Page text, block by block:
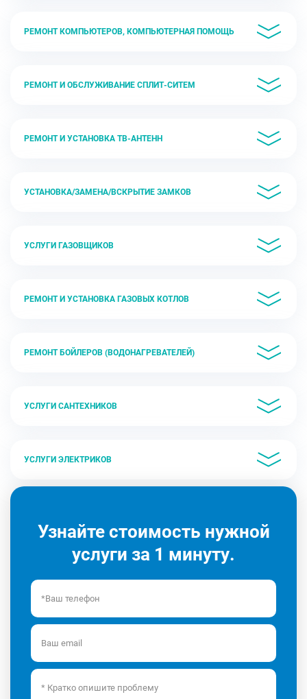
РЕМОНТ КОМПЬЮТЕРОВ, КОМПЬЮТЕРНАЯ ПОМОЩЬ
РЕМОНТ И ОБСЛУЖИВАНИЕ СПЛИТ-СИТЕМ
РЕМОНТ И УСТАНОВКА ТВ-АНТЕНН
УСТАНОВКА/ЗАМЕНА/ВСКРЫТИЕ ЗАМКОВ
УСЛУГИ ГАЗОВЩИКОВ
РЕМОНТ И УСТАНОВКА ГАЗОВЫХ КОТЛОВ
РЕМОНТ БОЙЛЕРОВ (ВОДОНАГРЕВАТЕЛЕЙ)
УСЛУГИ САНТЕХНИКОВ
УСЛУГИ ЭЛЕКТРИКОВ
Узнайте стоимость нужной
услуги за 1 минуту.